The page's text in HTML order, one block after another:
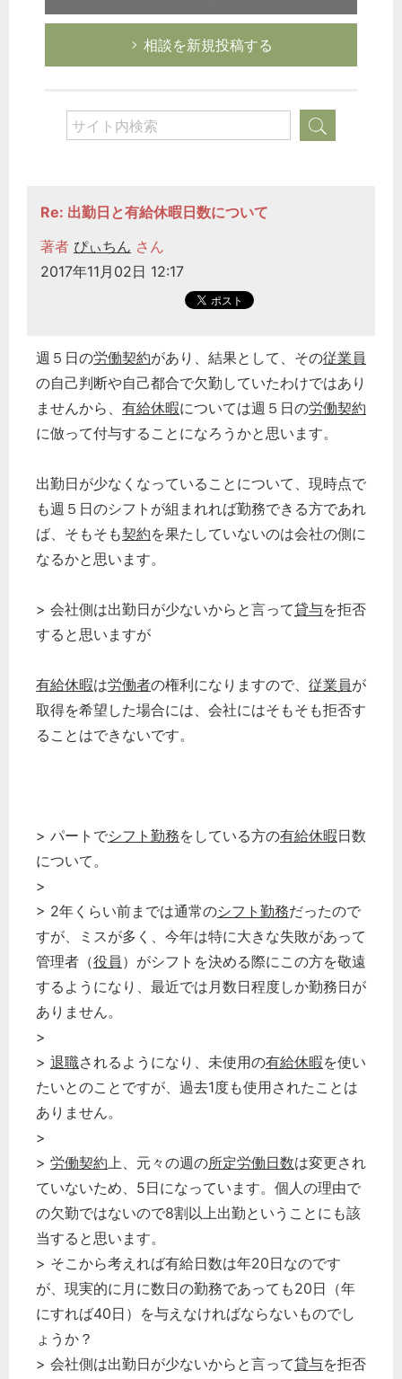
相談を新規投稿する
Re: 出勤日と有給休暇日数について
著者 ぴぃちん さん
2017年11月02日 12:17
週５日の労働契約があり、結果として、その従業員
の自己判断や自己都合で欠勤していたわけではあり
ませんから、 有給休暇については週５日の労働契約
に倣って付与することになろうかと思います。
出勤日が少なくなっていることについて、現時点で
も週５日のシフトが組まれれば勤務できる方であれ
ば、そもそも契約を果たしていないのは会社の側に
なるかと思います。
> 会社側は出勤日が少ないからと言って貸与を拒否
すると思いますが
有給休暇は労働者の権利になりますので、 従業員が
取得を希望した場合には、会社にはそもそも拒否す
ることはできないです。
> パートでシフト勤務をしている方の有給休暇日数
について。
>
> 2年くらい前までは通常のシフト勤務だったので
すが、ミスが多く、今年は特に大きな失敗があって
管理者（役員 ）がシフトを決める際にこの方を敬遠
するようになり、最近では月数日程度しか勤務日が
ありません。
>
> 退職されるようになり、未使用の有給休暇を使い
たいとのことですが、過去1度も使用されたことは
ありません。
>
> 労働契約上、元々の週の所定労働日数は変更され
ていないため、5日になっています。個人の理由で
の欠勤ではないので8割以上出勤ということにも該
当すると思います。
> そこから考えれば有給日数は年20日なのです
が、現実的に月に数日の勤務であっても20日（年
にすれば40日）を与えなければならないものでし
ょうか？
> 会社側は出勤日が少ないからと言って貸与を拒否